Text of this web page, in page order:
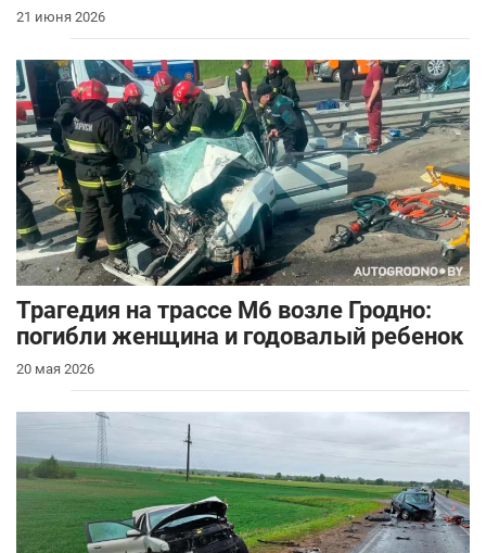
21 июня 2026
Трагедия на трассе М6 возле Гродно:
погибли женщина и годовалый ребенок
20 мая 2026